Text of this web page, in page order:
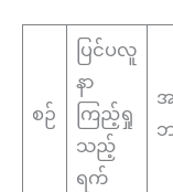
စဉ်
ပြင်ပလူ
နာ
ကြည့်ရှု
သည့်
ရက်